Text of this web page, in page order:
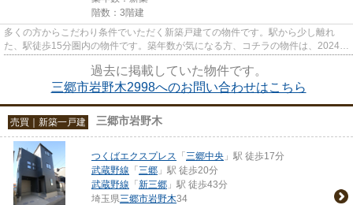
階数：3階建
多くの方からこだわり条件でいただく新築戸建ての物件です。駅から少し離れ
た、駅徒歩15分圏内の物件です。築年数が気になる方、コチラの物件は、2024年
過去に掲載していた物件です。
三郷市岩野木2998へのお問い合わせはこちら
売買｜新築一戸建 三郷市岩野木
つくばエクスプレス 「 三郷中央 」駅 徒歩17分
武蔵野線 「 三郷 」駅 徒歩20分
武蔵野線 「 新三郷 」駅 徒歩43分
埼玉県三郷市岩野木34